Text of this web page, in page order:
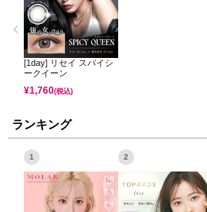
[1day] リセイ スパイシ
ークイーン
¥1,760(税込)
ランキング
1 2